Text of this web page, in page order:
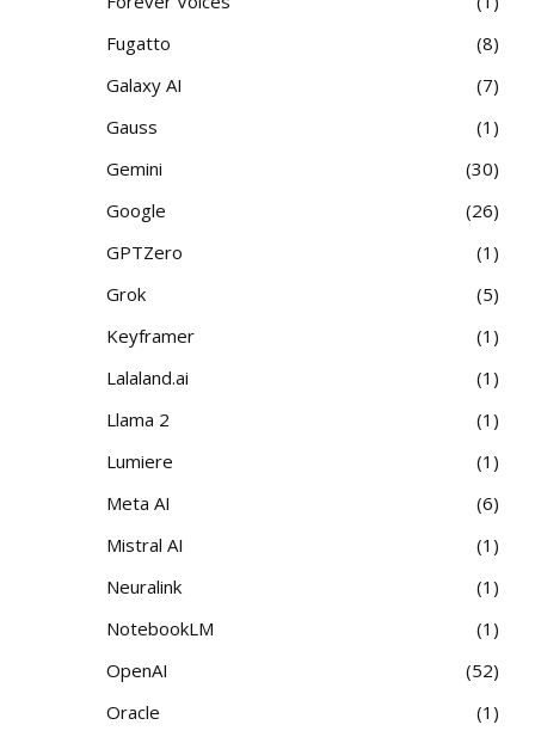
Fugatto
8
Galaxy AI
7
Gauss
1
Gemini
30
Google
26
GPTZero
1
Grok
5
Keyframer
1
Lalaland.ai
1
Llama 2
1
Lumiere
1
Meta AI
6
Mistral AI
1
Neuralink
1
NotebookLM
1
OpenAI
52
Oracle
1